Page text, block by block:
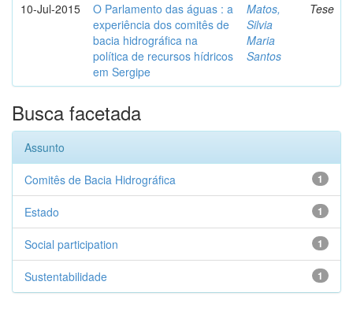
10-Jul-2015
O Parlamento das águas : a
experiência dos comitês de
bacia hidrográfica na
política de recursos hídricos
em Sergipe
Matos,
Silvia
Maria
Santos
Tese
Busca facetada
Assunto
1
Comitês de Bacia Hidrográfica
1
Estado
1
Social participation
1
Sustentabilidade